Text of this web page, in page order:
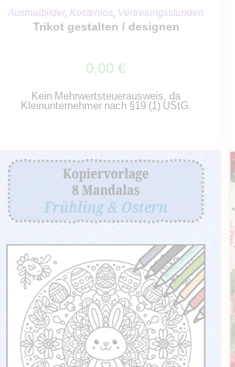
IN DEN WARENKORB
Ausmalbilder,Kostenlos, Vertretungsstunden
Trikot gestalten / designen
0,00€
Kein Mehrwertsteuerausweis, da
Kleinunternehmer nach §19 (1) UStG.